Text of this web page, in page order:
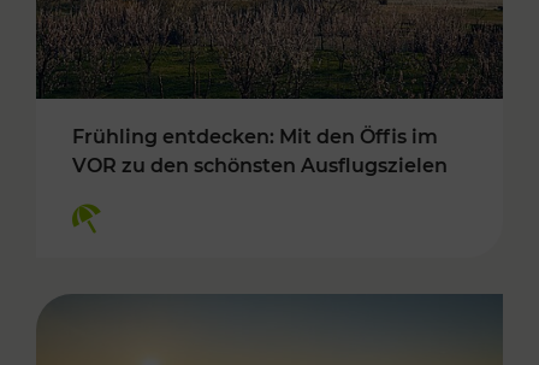
Frühling entdecken: Mit den Öffis im
VOR zu den schönsten Ausflugszielen